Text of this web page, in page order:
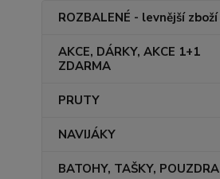
ROZBALENÉ - levnější zboží
AKCE, DÁRKY, AKCE 1+1
ZDARMA
PRUTY
NAVIJÁKY
BATOHY, TAŠKY, POUZDRA